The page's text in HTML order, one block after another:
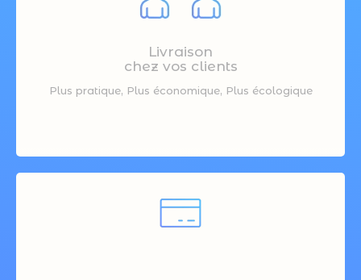
Livraison
chez vos clients
Plus pratique, Plus économique, Plus écologique